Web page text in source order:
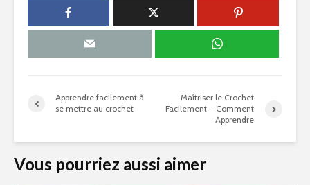
Apprendre facilement à
se mettre au crochet
Maîtriser le Crochet
Facilement – Comment
Apprendre
Vous pourriez aussi aimer